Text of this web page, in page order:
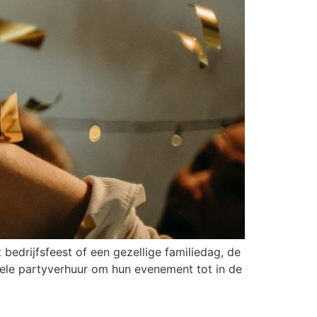
of een gezellige familiedag, de
partyverhuur om hun evenement tot in de